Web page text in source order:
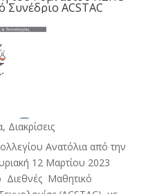
Συνέδριο ACSTAC
Διακρίσεις
Ανατόλια από την
12 Μαρτίου 2023
Διεθνές Μαθητικό